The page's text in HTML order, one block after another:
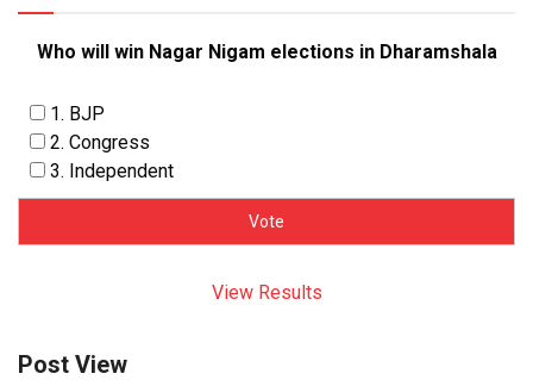
Who will win Nagar Nigam elections in Dharamshala
1. BJP
2. Congress
3. Independent
View Results
Post View